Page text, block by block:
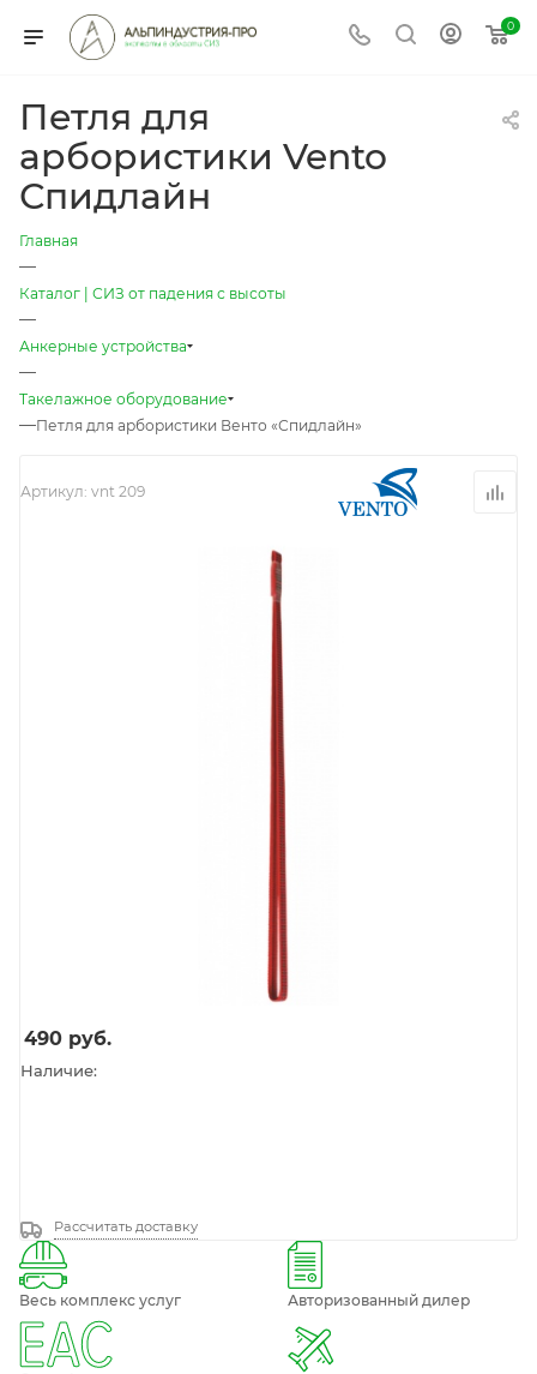
0
Петля для
арбористики Vento
Спидлайн
Главная
—
Каталог | СИЗ от падения с высоты
—
Анкерные устройства
—
Такелажное оборудование
—Петля для арбористики Венто «Спидлайн»
Артикул: vnt 209
490 руб.
Наличие:
Рассчитать доставку
Весь комплекс услуг Авторизованный дилер